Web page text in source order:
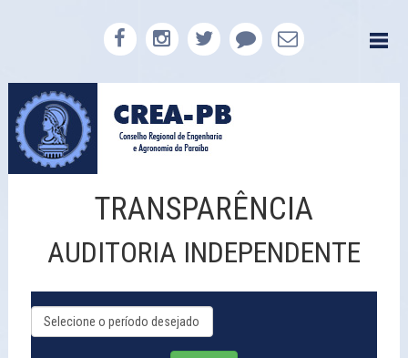
TRANSPARÊNCIA
AUDITORIA INDEPENDENTE